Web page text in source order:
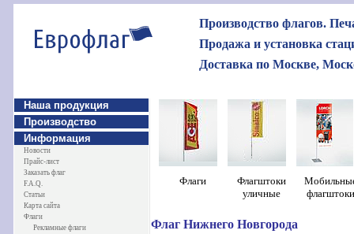
Производство флагов.
Продажа и установка
Доставка по Москве,
Наша продукция
Производство
Информация
Новости
Прайс-лист
Заказать флаг
F.A.Q.
Статьи
Карта сайта
Флаги
Рекламные флаги
Флаги
Флагштоки
уличные
флагштоки
Флаг Нижнего Новгорода